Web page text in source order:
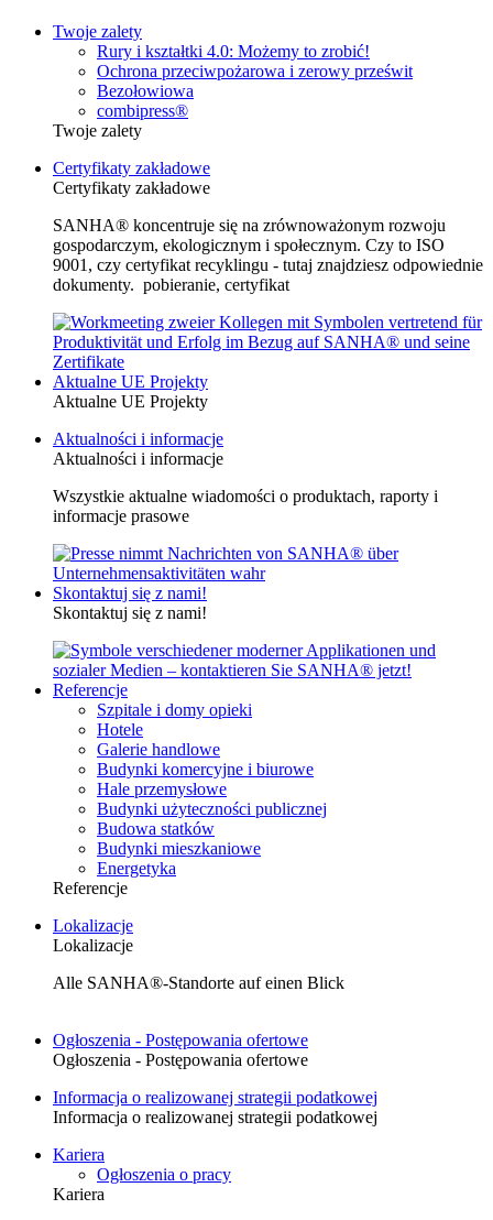
Twoje zalety
Rury i kształtki 4.0: Możemy to zrobić!
Ochrona przeciwpożarowa i zerowy prześwit
Bezołowiowa
combipress®
Twoje zalety
Certyfikaty zakładowe
Certyfikaty zakładowe
SANHA® koncentruje się na zrównoważonym rozwoju
gospodarczym, ekologicznym i społecznym. Czy to ISO
9001, czy certyfikat recyklingu - tutaj znajdziesz odpowiednie
dokumenty. pobieranie, certyfikat
Aktualne UE Projekty
Aktualne UE Projekty
Aktualności i informacje
Aktualności i informacje
Wszystkie aktualne wiadomości o produktach, raporty i
informacje prasowe
Skontaktuj się z nami!
Skontaktuj się z nami!
Referencje
Szpitale i domy opieki
Hotele
Galerie handlowe
Budynki komercyjne i biurowe
Hale przemysłowe
Budynki użyteczności publicznej
Budowa statków
Budynki mieszkaniowe
Energetyka
Referencje
Lokalizacje
Lokalizacje
Alle SANHA®-Standorte auf einen Blick
Ogłoszenia - Postępowania ofertowe
Ogłoszenia - Postępowania ofertowe
Informacja o realizowanej strategii podatkowej
Informacja o realizowanej strategii podatkowej
Kariera
Ogłoszenia o pracy
Kariera